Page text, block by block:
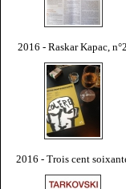
2016 - Raskar Kapac, n°2
2016 - Trois cent